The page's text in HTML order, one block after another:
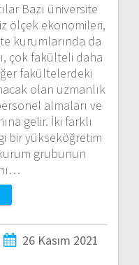
Bazı üniversite
ölçek ekonomileri,
kurumlarında da
çok fakülteli daha
fakültelerdeki
olan uzmanlık
almaları ve
gelir. İki farklı
bir yükseköğretim
grubunun
26 Kasım 2021